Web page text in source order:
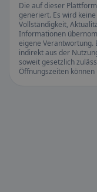
Die auf dieser
generiert. Es wird
Vollständigkeit,
Informationen
eigene Verantwortung.
indirekt aus der
soweit gesetzlich
Öffnungszeiten